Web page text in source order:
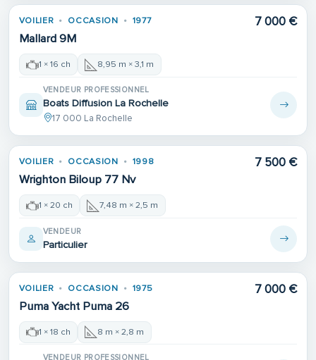
VOILIER OCCASION 1977
Mallard 9M
7 000 €
1 × 16 ch 8,95 m × 3,1 m
VENDEUR PROFESSIONNEL
Boats Diffusion La Rochelle
17 000 La Rochelle
VOILIER OCCASION 1998
Wrighton Biloup 77 Nv
7 500 €
1 × 20 ch 7,48 m × 2,5 m
VENDEUR
Particulier
VOILIER OCCASION 1975
Puma Yacht Puma 26
7 000 €
1 × 18 ch 8 m × 2,8 m
VENDEUR PROFESSIONNEL